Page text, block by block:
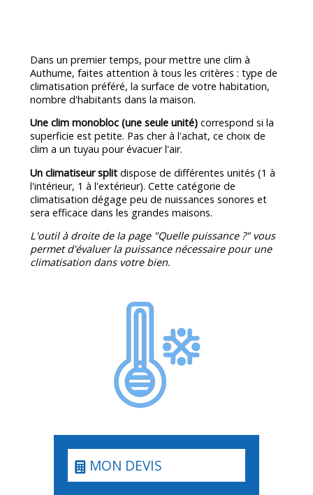
Dans un premier temps, pour mettre une clim à
Authume, faites attention à tous les critères : type de
climatisation préféré, la surface de votre habitation,
nombre d'habitants dans la maison.
Une clim monobloc (une seule unité) correspond si la
superficie est petite. Pas cher à l'achat, ce choix de
clim a un tuyau pour évacuer l'air.
Un climatiseur split dispose de différentes unités (1 à
l'intérieur, 1 à l'extérieur). Cette catégorie de
climatisation dégage peu de nuissances sonores et
sera efficace dans les grandes maisons.
L'outil à droite de la page "Quelle puissance ?" vous
permet d'évaluer la puissance nécessaire pour une
climatisation dans votre bien.
MON DEVIS